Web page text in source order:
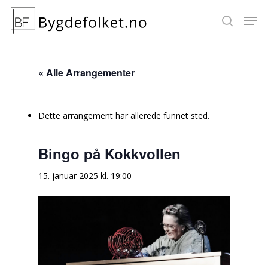
Hit enter to search or ESC to close
« Alle Arrangementer
Dette arrangement har allerede funnet sted.
Bingo på Kokkvollen
15. januar 2025 kl. 19:00